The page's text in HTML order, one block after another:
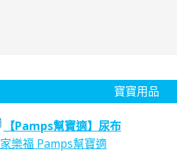
寶寶用品
【Pamps幫寶適】尿布
家樂福 Pamps幫寶適